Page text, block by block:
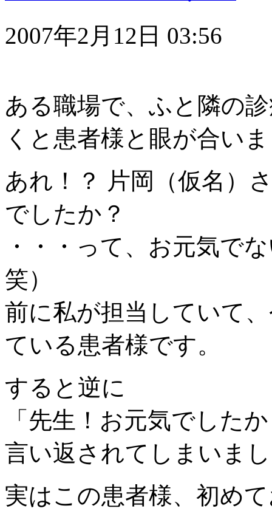
2007年2月12日 03:56
ある職場で、ふと隣の
くと患者様と眼が合い
あれ！？ 片岡（仮名）
でしたか？
・・・って、お元気で
笑）
前に私が担当していて
ている患者様です。
すると逆に
「先生！お元気でした
言い返されてしまいま
実はこの患者様、初め